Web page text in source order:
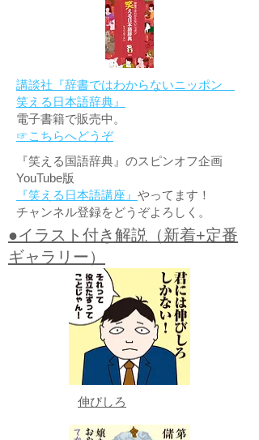
講談社『辞書ではわからないニッポン
笑える日本語辞典』
電子書籍で販売中。
☞こちらへどうぞ
『笑える国語辞典』のスピンオフ企画
YouTube版
『笑える日本語講座』 やってます！
チャンネル登録をどうぞよろしく。
●イラスト付き解説（新着+定番
ギャラリー）
伸びしろ